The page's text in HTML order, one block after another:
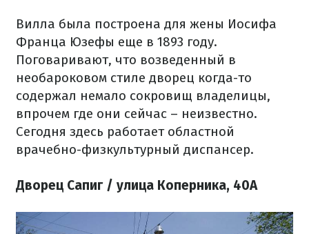
Вилла была построена для жены Иосифа
Франца Юзефы еще в 1893 году.
Поговаривают, что возведенный в
необароковом стиле дворец когда-то
содержал немало сокровищ владелицы,
впрочем где они сейчас – неизвестно.
Сегодня здесь работает областной
врачебно-физкультурный диспансер.
Дворец Сапиг / улица Коперника, 40А